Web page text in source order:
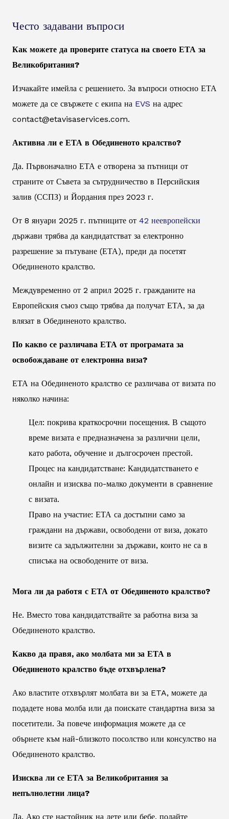
Често задавани въпроси
Как можете да проверите статуса на своето ЕТА за
Великобритания?
Изчакайте имейла с решението. За въпроси относно ЕТА
можете да се свържете с екипа на EVS на адрес
contact@etavisaservices.com.
Активна ли е ЕТА в Обединеното кралство?
Да. Първоначално ЕТА е отворена за пътници от
страните от Съвета за сътрудничество в Персийския
залив (ССПЗ) и Йордания през 2023 г.
От 8 януари 2025 г. пътниците от 42 неевропейски
държави трябва да кандидатстват за електронно
разрешение за пътуване (ЕТА), преди да посетят
Обединеното кралство.
Междувременно от 2 април 2025 г. гражданите на
Европейския съюз също трябва да получат ЕТА, за да
влязат в Обединеното кралство.
По какво се различава ЕТА от програмата за
освобождаване от електронна виза?
ЕТА на Обединеното кралство се различава от визата по
няколко начина:
Цел: покрива краткосрочни посещения. В същото
време визата е предназначена за различни цели,
като работа, обучение и дългосрочен престой.
Процес на кандидатстване: Кандидатстването е
онлайн и изисква по-малко документи в сравнение
с визата.
Право на участие: ЕТА са достъпни само за
граждани на държави, освободени от виза, докато
визите са задължителни за държави, които не са в
списъка на освободените от виза.
Мога ли да работя с ЕТА от Обединеното кралство?
Не. Вместо това кандидатствайте за работна виза за
Обединеното кралство.
Какво да правя, ако молбата ми за ЕТА в
Обединеното кралство бъде отхвърлена?
Ако властите отхвърлят молбата ви за ETA, можете да
подадете нова молба или да поискате стандартна виза за
посетители. За повече информация можете да се
обърнете към най-близкото посолство или консулство на
Обединеното кралство.
Изисква ли се ЕТА за Великобритания за
непълнолетни лица?
Да. Ако сте настойник на дете или бебе, подайте